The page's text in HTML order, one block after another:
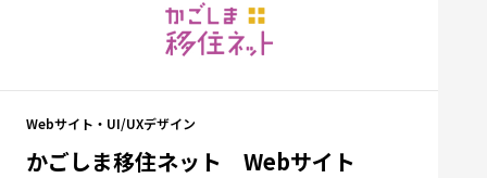
Webサイト・UI/UXデザイン
かごしま移住ネット Webサイト